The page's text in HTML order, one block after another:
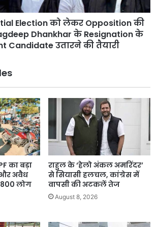
Election को लेकर Opposition की
Dhankhar के Resignation के
Candidate उतारने की तैयारी
का बड़ा
और अवैध
लोग
राहुल के ‘हेलो अंकल अमरिंदर’
से सियासी हलचल, कांग्रेस में
वापसी की अटकलें तेज
August 8, 2026